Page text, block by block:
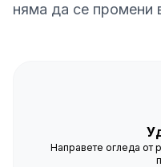
няма да се промени
Направете огледа от